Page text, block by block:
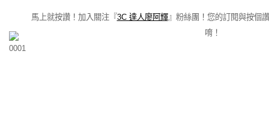
馬上就按讚！加入關注『3C 達人廖阿輝』粉絲團！您的訂閱與按個
唷！